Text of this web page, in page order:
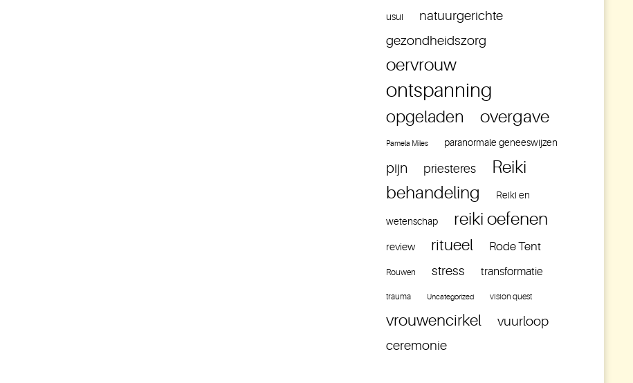
usui
natuurgerichte
gezondheidszorg
oervrouw
ontspanning
opgeladen overgave
Pamela Miles paranormale geneeswijzen
pijn priesteres
Reiki
behandeling
Reiki en
wetenschap reiki oefenen
review ritueel Rode Tent
Rouwen stress transformatie
trauma Uncategorized vision quest
vrouwencirkel
vuurloop
ceremonie